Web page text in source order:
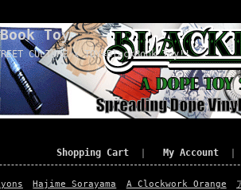
Toy
CULTURE x TOY=BlackBook Toy!!
Shopping Cart My Account
Hajime Sorayama A Clockwork Orange